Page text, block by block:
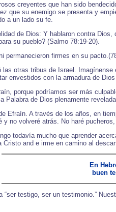
creyentes que han sido
que su enemigo se presenta y
a un lado su fe.
de Dios: Y hablaron contra
su pueblo? (Salmo 78:19-20).
firmes en su
otras tribus de Israel.
envestidos con la armadura de
porque podríamos ser más
Palabra de Dios plenamente
Efraín. A través de los años, en
no volveré atrás. No haré
todavía mucho que aprender
and e irme en camino al
En
buen
“ser testigo, ser un testimonio.”